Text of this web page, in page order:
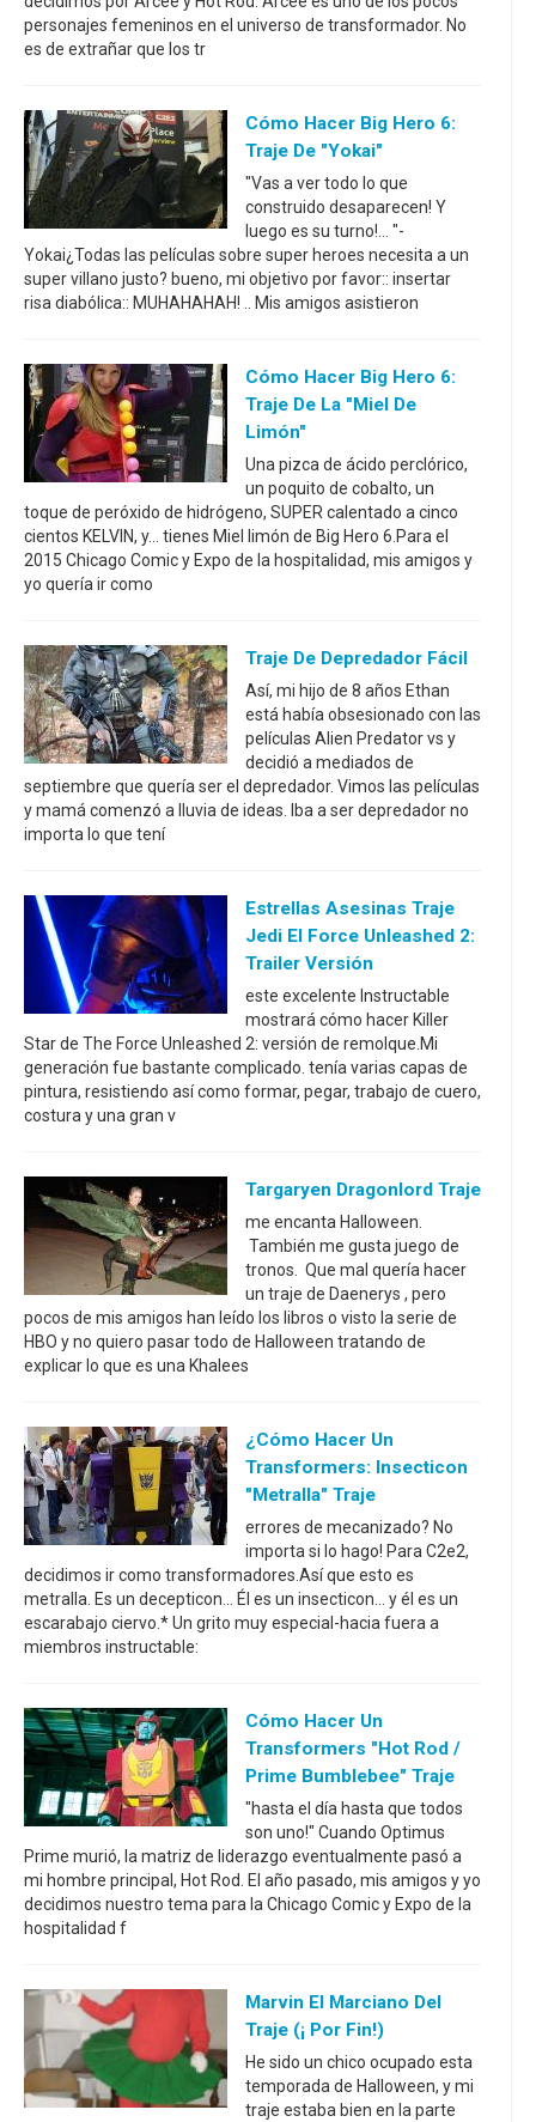
personajes femeninos en el universo de transformador. No
es de extrañar que los tr
Cómo Hacer Big Hero 6:
Traje De "Yokai"
"Vas a ver todo lo que
construido desaparecen! Y
luego es su turno!... "-
Yokai¿Todas las películas sobre super heroes necesita a un
super villano justo? bueno, mi objetivo por favor:: insertar
risa diabólica:: MUHAHAHAH! .. Mis amigos asistieron
Cómo Hacer Big Hero 6:
Traje De La "Miel De
Limón"
Una pizca de ácido perclórico,
un poquito de cobalto, un
toque de peróxido de hidrógeno, SUPER calentado a cinco
cientos KELVIN, y... tienes Miel limón de Big Hero 6.Para el
2015 Chicago Comic y Expo de la hospitalidad, mis amigos y
yo quería ir como
Traje De Depredador Fácil
Así, mi hijo de 8 años Ethan
está había obsesionado con las
películas Alien Predator vs y
decidió a mediados de
septiembre que quería ser el depredador. Vimos las películas
y mamá comenzó a lluvia de ideas. Iba a ser depredador no
importa lo que tení
Estrellas Asesinas Traje
Jedi El Force Unleashed 2:
Trailer Versión
este excelente Instructable
mostrará cómo hacer Killer
Star de The Force Unleashed 2: versión de remolque.Mi
generación fue bastante complicado. tenía varias capas de
pintura, resistiendo así como formar, pegar, trabajo de cuero,
costura y una gran v
Targaryen Dragonlord Traje
me encanta Halloween.
También me gusta juego de
tronos. Que mal quería hacer
un traje de Daenerys , pero
pocos de mis amigos han leído los libros o visto la serie de
HBO y no quiero pasar todo de Halloween tratando de
explicar lo que es una Khalees
¿Cómo Hacer Un
Transformers: Insecticon
"Metralla" Traje
errores de mecanizado? No
importa si lo hago! Para C2e2,
decidimos ir como transformadores.Así que esto es
metralla. Es un decepticon... Él es un insecticon... y él es un
escarabajo ciervo.* Un grito muy especial-hacia fuera a
miembros instructable:
Cómo Hacer Un
Transformers "Hot Rod /
Prime Bumblebee" Traje
"hasta el día hasta que todos
son uno!" Cuando Optimus
Prime murió, la matriz de liderazgo eventualmente pasó a
mi hombre principal, Hot Rod. El año pasado, mis amigos y yo
decidimos nuestro tema para la Chicago Comic y Expo de la
hospitalidad f
Marvin El Marciano Del
Traje (¡ Por Fin!)
He sido un chico ocupado esta
temporada de Halloween, y mi
traje estaba bien en la parte